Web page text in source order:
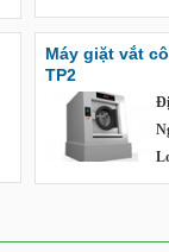
Máy giặt vắt
TP2